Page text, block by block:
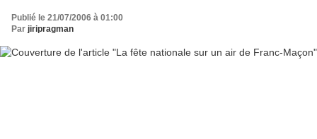
Publié le 21/07/2006 à 01:00
Par jiripragman